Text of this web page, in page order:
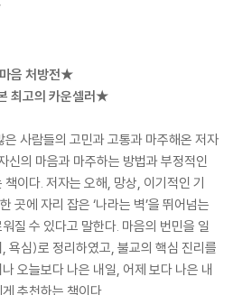
음 처방전★
최고의 카운셀러★
사람들의 고민과 고통과 마주해온 저자
신의 마음과 마주하는 방법과 부정적인
이다. 저자는 오해, 망상, 이기적인 기
곳에 자리 잡은 ‘나라는 벽’을 뛰어넘는
질 수 있다고 말한다. 마음의 번민을 일
욕심)로 정리하였고, 불교의 핵심 진리를
오늘보다 나은 내일, 어제 보다 나은 내
추천하는 책이다.